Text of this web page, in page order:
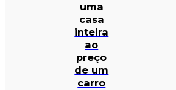
uma
casa
inteira
ao
preço
de um
carro